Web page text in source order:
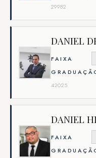
29982
DANIEL
FAIXA
42025
DANIEL
FAIXA